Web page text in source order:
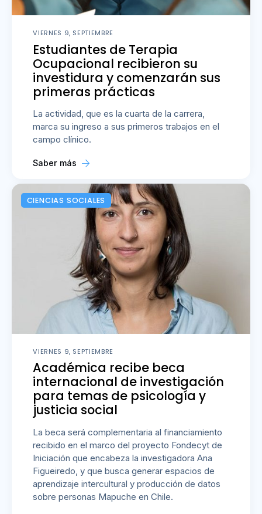
VIERNES 9, SEPTIEMBRE
Estudiantes de Terapia
Ocupacional recibieron su
investidura y comenzarán sus
primeras prácticas
La actividad, que es la cuarta de la carrera,
marca su ingreso a sus primeros trabajos en el
campo clínico.
Saber más
CIENCIAS SOCIALES
VIERNES 9, SEPTIEMBRE
Académica recibe beca
internacional de investigación
para temas de psicología y
justicia social
La beca será complementaria al financiamiento
recibido en el marco del proyecto Fondecyt de
Iniciación que encabeza la investigadora Ana
Figueiredo, y que busca generar espacios de
aprendizaje intercultural y producción de datos
sobre personas Mapuche en Chile.